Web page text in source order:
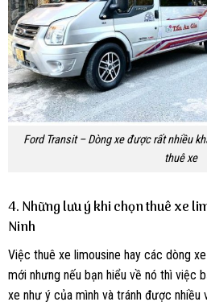
Ford Transit – Dòng xe được rất nhiều
thuê xe
4. Những lưu ý khi chọn thuê xe
Ninh
Việc thuê xe limousine hay các dòng
mới nhưng nếu bạn hiểu về nó thì việc
xe như ý của mình và tránh được nhiều